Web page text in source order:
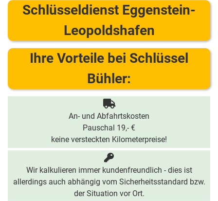
Schlüsseldienst Eggenstein-
Leopoldshafen
Ihre Vorteile bei Schlüssel
Bühler:
An- und Abfahrtskosten
Pauschal 19,- €
keine versteckten Kilometerpreise!
Wir kalkulieren immer kundenfreundlich - dies ist
allerdings auch abhängig vom Sicherheitsstandard bzw.
der Situation vor Ort.